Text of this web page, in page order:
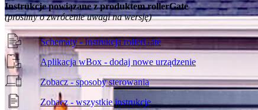
Instrukcje powiązane z produktem rollerGate
(prosimy o zwrócenie uwagi na wersję)
Schematy - Instrukcja rollerGate
Aplikacja wBox - dodaj nowe urządzenie
Zobacz - sposoby sterowania
Zobacz - wszystkie instrukcje